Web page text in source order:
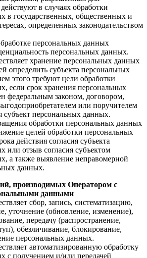
в случаях обработки
в государственных, общественных и
определенных законодательством
персональных данных
персональных данных.
хранение персональных данных
определить субъекта персональных
этого требуют цели обработки
если срок хранения персональных
федеральным законом, договором,
или поручителем
субъект персональных данных.
обработки персональных данных
целей обработки персональных
действия согласия субъекта
или отзыв согласия субъектом
а также выявление неправомерной
данных.
производимых Оператором с
данными
сбор, запись, систематизацию,
уточнение (обновление, изменение),
передачу (распространение,
обезличивание, блокирование,
персональных данных.
автоматизированную обработку
с получением и/или передачей